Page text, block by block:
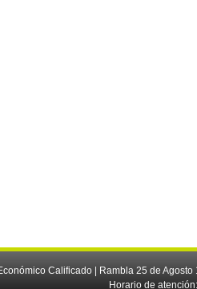
Calificado | Rambla 25 de
Horario de